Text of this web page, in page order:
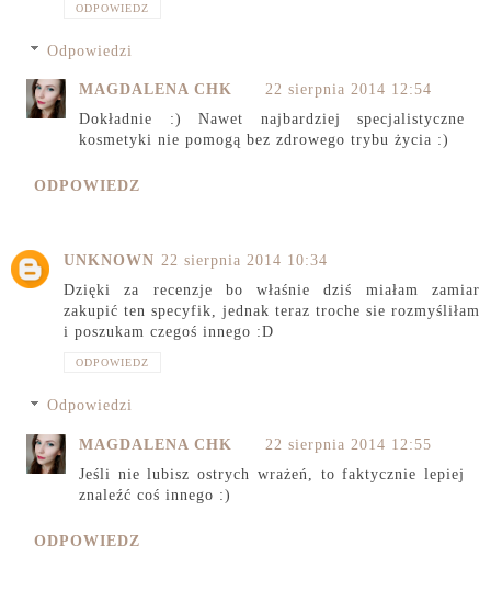
ODPOWIEDZ
Odpowiedzi
MAGDALENA CHK
22 sierpnia 2014 12:54
Dokładnie :) Nawet najbardziej specjalistyczne
kosmetyki nie pomogą bez zdrowego trybu życia :)
ODPOWIEDZ
UNKNOWN 22 sierpnia 2014 10:34
Dzięki za recenzje bo właśnie dziś miałam zamiar
zakupić ten specyfik, jednak teraz troche sie rozmyśliłam
i poszukam czegoś innego :D
ODPOWIEDZ
Odpowiedzi
MAGDALENA CHK
22 sierpnia 2014 12:55
Jeśli nie lubisz ostrych wrażeń, to faktycznie lepiej
znaleźć coś innego :)
ODPOWIEDZ